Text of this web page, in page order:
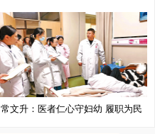
常文升：医者仁心守妇幼 履职为民